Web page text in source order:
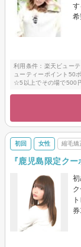
希
利用条件：楽天ビュー
ューティーポイント50
☆5以上でその場で500
初回 女性 縮毛矯
『鹿児島限定ク